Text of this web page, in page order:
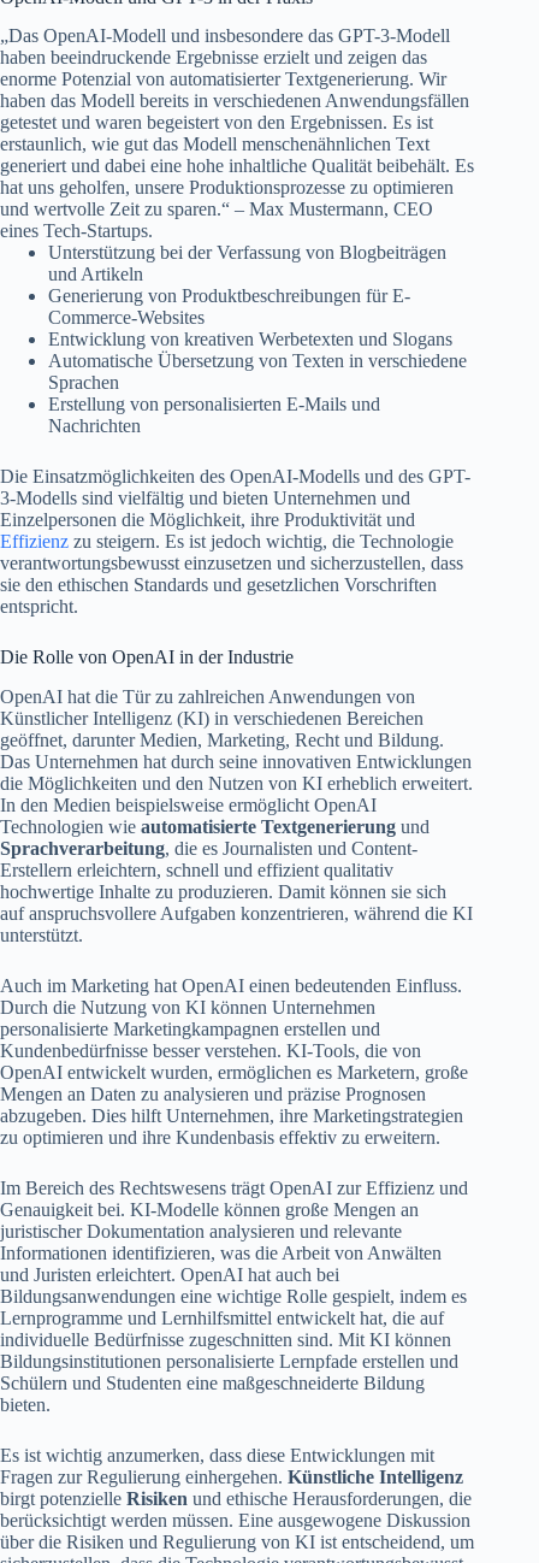
„Das OpenAI-Modell und insbesondere das GPT-3-Modell
haben beeindruckende Ergebnisse erzielt und zeigen das
enorme Potenzial von automatisierter Textgenerierung. Wir
haben das Modell bereits in verschiedenen Anwendungsfällen
getestet und waren begeistert von den Ergebnissen. Es ist
erstaunlich, wie gut das Modell menschenähnlichen Text
generiert und dabei eine hohe inhaltliche Qualität beibehält. Es
hat uns geholfen, unsere Produktionsprozesse zu optimieren
und wertvolle Zeit zu sparen.“ – Max Mustermann, CEO
eines Tech-Startups.
Unterstützung bei der Verfassung von Blogbeiträgen
und Artikeln
Generierung von Produktbeschreibungen für E-
Commerce-Websites
Entwicklung von kreativen Werbetexten und Slogans
Automatische Übersetzung von Texten in verschiedene
Sprachen
Erstellung von personalisierten E-Mails und
Nachrichten
Die Einsatzmöglichkeiten des OpenAI-Modells und des GPT-
3-Modells sind vielfältig und bieten Unternehmen und
Einzelpersonen die Möglichkeit, ihre Produktivität und
Effizienz zu steigern. Es ist jedoch wichtig, die Technologie
verantwortungsbewusst einzusetzen und sicherzustellen, dass
sie den ethischen Standards und gesetzlichen Vorschriften
entspricht.
Die Rolle von OpenAI in der Industrie
OpenAI hat die Tür zu zahlreichen Anwendungen von
Künstlicher Intelligenz (KI) in verschiedenen Bereichen
geöffnet, darunter Medien, Marketing, Recht und Bildung.
Das Unternehmen hat durch seine innovativen Entwicklungen
die Möglichkeiten und den Nutzen von KI erheblich erweitert.
In den Medien beispielsweise ermöglicht OpenAI
Technologien wie automatisierte Textgenerierung und
Sprachverarbeitung, die es Journalisten und Content-
Erstellern erleichtern, schnell und effizient qualitativ
hochwertige Inhalte zu produzieren. Damit können sie sich
auf anspruchsvollere Aufgaben konzentrieren, während die KI
unterstützt.
Auch im Marketing hat OpenAI einen bedeutenden Einfluss.
Durch die Nutzung von KI können Unternehmen
personalisierte Marketingkampagnen erstellen und
Kundenbedürfnisse besser verstehen. KI-Tools, die von
OpenAI entwickelt wurden, ermöglichen es Marketern, große
Mengen an Daten zu analysieren und präzise Prognosen
abzugeben. Dies hilft Unternehmen, ihre Marketingstrategien
zu optimieren und ihre Kundenbasis effektiv zu erweitern.
Im Bereich des Rechtswesens trägt OpenAI zur Effizienz und
Genauigkeit bei. KI-Modelle können große Mengen an
juristischer Dokumentation analysieren und relevante
Informationen identifizieren, was die Arbeit von Anwälten
und Juristen erleichtert. OpenAI hat auch bei
Bildungsanwendungen eine wichtige Rolle gespielt, indem es
Lernprogramme und Lernhilfsmittel entwickelt hat, die auf
individuelle Bedürfnisse zugeschnitten sind. Mit KI können
Bildungsinstitutionen personalisierte Lernpfade erstellen und
Schülern und Studenten eine maßgeschneiderte Bildung
bieten.
Es ist wichtig anzumerken, dass diese Entwicklungen mit
Fragen zur Regulierung einhergehen. Künstliche Intelligenz
birgt potenzielle Risiken und ethische Herausforderungen, die
berücksichtigt werden müssen. Eine ausgewogene Diskussion
über die Risiken und Regulierung von KI ist entscheidend, um